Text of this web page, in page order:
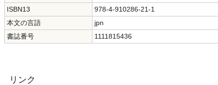
ISBN13
978-4-910286-21-1
本文の言語
jpn
書誌番号
1111815436
リンク